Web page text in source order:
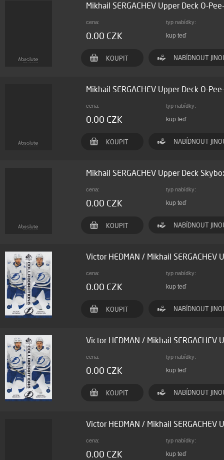
Mikhail SERGACHEV Upper Deck O-
cena: typ nabídky:
0.00 CZK kup teď
KOUPIT NABÍDNOUT
Mikhail SERGACHEV Upper Deck O-
cena: typ nabídky:
0.00 CZK kup teď
KOUPIT NABÍDNOUT
Mikhail SERGACHEV Upper Deck
cena: typ nabídky:
0.00 CZK kup teď
KOUPIT NABÍDNOUT
Victor HEDMAN / Mikhail
cena: typ nabídky:
0.00 CZK kup teď
KOUPIT NABÍDNOUT
Victor HEDMAN / Mikhail
cena: typ nabídky:
0.00 CZK kup teď
KOUPIT NABÍDNOUT
Victor HEDMAN / Mikhail
cena: typ nabídky:
0.00 CZK kup teď